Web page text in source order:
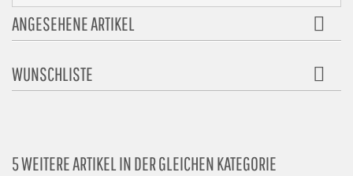
ANGESEHENE ARTIKEL
WUNSCHLISTE
5 WEITERE ARTIKEL IN DER GLEICHEN KATEGORIE